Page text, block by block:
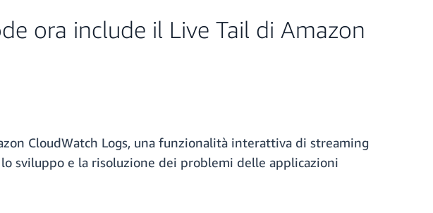
ora include il Live Tail di Amazon
CloudWatch Logs, una funzionalità interattiva di streaming
sviluppo e la risoluzione dei problemi delle applicazioni